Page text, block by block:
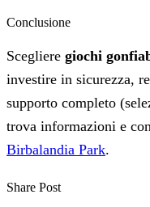
Conclusione
Scegliere giochi
investire in sicurezza,
supporto completo
trova informazioni e
Birbalandia Park.
Share Post